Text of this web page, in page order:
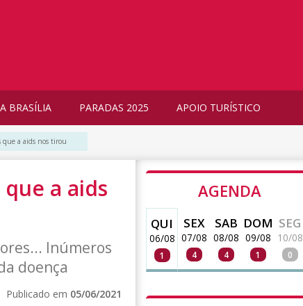
BRASÍLIA PARADAS 2025 APOIO TURÍSTICO
que a aids nos tirou
a aids
Inúmeros
doença
Publicado em 05/06/2021
AGENDA
QUI
06/08
1
SEX
07/08
4
SAB
08/08
4
DOM
09/08
1
SEG
10/08
0